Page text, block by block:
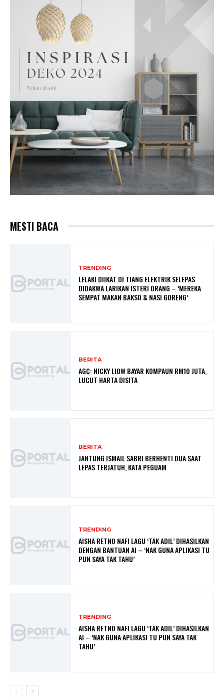
MESTI BACA
TRENDING
LELAKI DIIKAT DI TIANG ELEKTRIK SELEPAS
DIDAKWA LARIKAN ISTERI ORANG – ‘MEREKA
SEMPAT MAKAN BAKSO & NASI GORENG’
BERITA
AGC: NICKY LIOW BAYAR KOMPAUN RM10 JUTA,
LUCUT HARTA DISITA
BERITA
JANTUNG ISMAIL SABRI BERHENTI DUA SAAT
LEPAS TERJATUH, KATA PEGUAM
TRENDING
AISHA RETNO NAFI LAGU ‘TAK ADIL’ DIHASILKAN
DENGAN BANTUAN AI – ‘NAK GUNA APLIKASI TU
PUN SAYA TAK TAHU’
TRENDING
AISHA RETNO NAFI LAGU ‘TAK ADIL’ DIHASILKAN
AI – ‘NAK GUNA APLIKASI TU PUN SAYA TAK
TAHU’